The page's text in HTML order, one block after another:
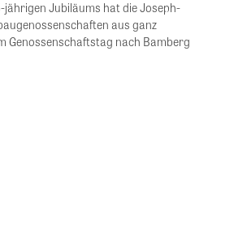
jährigen Jubiläums hat die Joseph-
aus ganz
Genossenschaftstag nach Bamberg